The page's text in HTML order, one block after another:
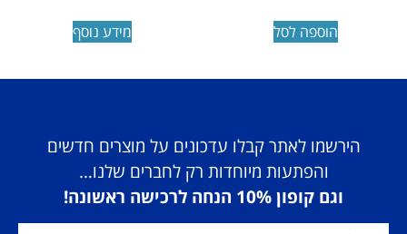
הוספה לסל מידע נוסף
הירשמו לאתר קבלו עדכונים על מוצרים חדשים
והפתעות מיוחדות רק לחברים שלנו…
וגם קופון 10% הנחה לרכישה ראשונה!